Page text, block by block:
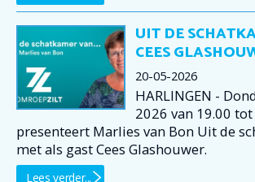
UIT DE
CEES
20-05-2026
HARLINGEN -
2026 van 19.00
presenteert Marlies van Bon Uit de
met als gast Cees Glashouwer.
Lees verder...